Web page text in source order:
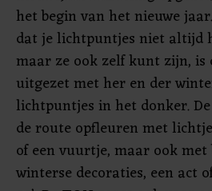
het begin van het nieuwe
dat je lichtpuntjes niet altijd
maar ze ook zelf kunt zijn, is
uitgezet met her en der
lichtpuntjes in het donker.
de route opfleuren met
of een vuurtje, maar ook
winterse decoraties, een act